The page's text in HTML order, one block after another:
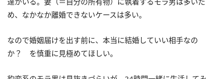
め、なかなか離婚できないケースは多い。
なので婚姻届けを出す前に、本当に結婚していい相手なの
か？ を慎重に見極めてほしい。